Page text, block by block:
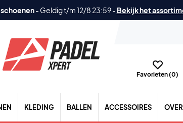
schoenen- Geldig t/m 12/8 23:59- Bekijk het
Favorieten (0)
KLEDING BALLEN ACCESSOIRES